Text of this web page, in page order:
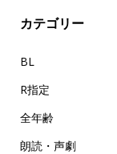
カテゴリー
BL
R指定
全年齢
朗読・声劇